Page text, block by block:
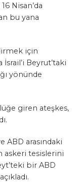
Nisan’da
bu yana
için
Beyrut’taki
yönünde
giren ateşkes,
ABD arasındaki
askeri tesislerini
bir ABD